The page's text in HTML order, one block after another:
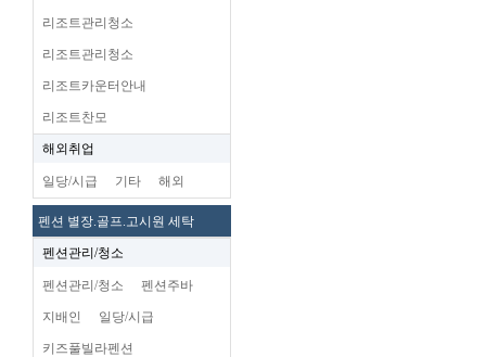
리조트관리청소
리조트관리청소
리조트카운터안내
리조트찬모
해외취업
일당/시급 기타 해외
펜션 별장.골프.고시원 세탁
펜션관리/청소
펜션관리/청소 펜션주바
지배인 일당/시급
키즈풀빌라펜션